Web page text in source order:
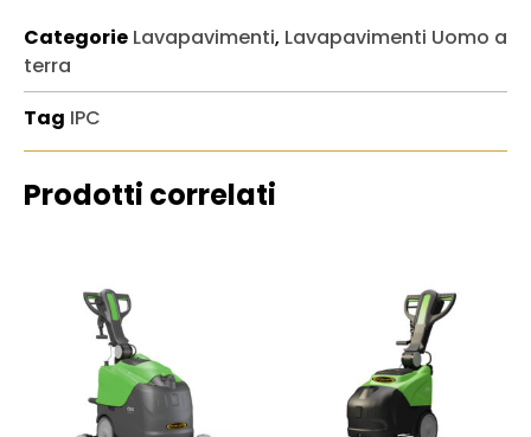
Categorie Lavapavimenti, Lavapavimenti Uomo a
terra
Tag IPC
Prodotti correlati